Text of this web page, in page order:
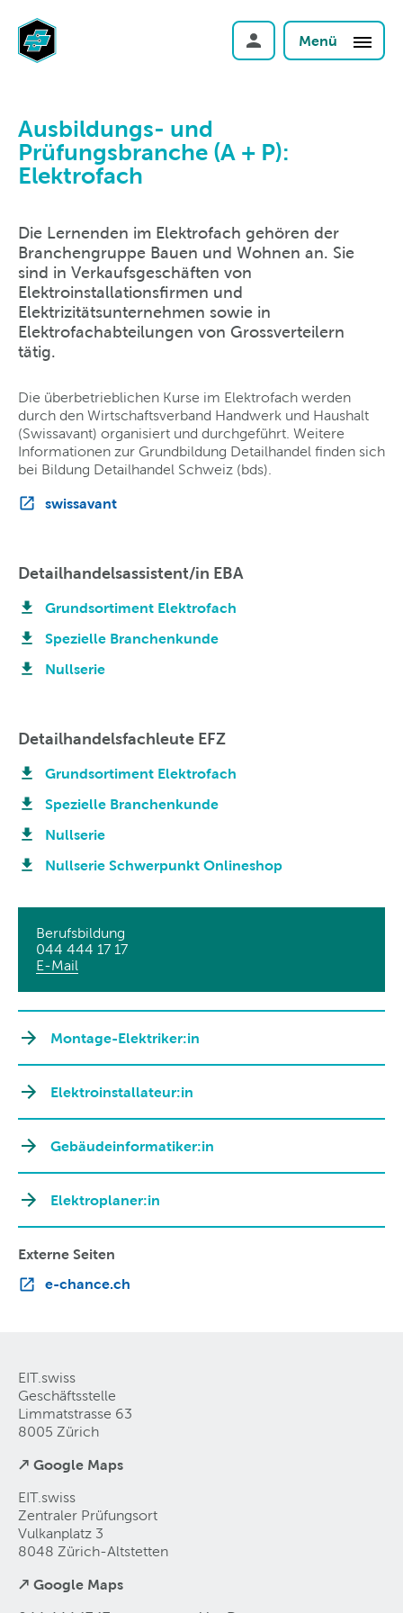
Menü
Ausbildungs- und
Prüfungsbranche (A + P):
Elektrofach
Die Lernenden im Elektrofach gehören der
Branchengruppe Bauen und Wohnen an. Sie
sind in Verkaufsgeschäften von
Elektroinstallationsfirmen und
Elektrizitätsunternehmen sowie in
Elektrofachabteilungen von Grossverteilern
tätig.
Die überbetrieblichen Kurse im Elektrofach werden
durch den Wirtschaftsverband Handwerk und Haushalt
(Swissavant) organisiert und durchgeführt. Weitere
Informationen zur Grundbildung Detailhandel finden sich
bei Bildung Detailhandel Schweiz (bds).
swissavant
Detailhandelsassistent/in EBA
Grundsortiment Elektrofach
Spezielle Branchenkunde
Nullserie
Detailhandelsfachleute EFZ
Grundsortiment Elektrofach
Spezielle Branchenkunde
Nullserie
Nullserie Schwerpunkt Onlineshop
Berufsbildung
044 444 17 17
E-Mail
Montage-Elektriker:in
Elektroinstallateur:in
Gebäudeinformatiker:in
Elektroplaner:in
Externe Seiten
e-chance.ch
EIT.swiss
Geschäftsstelle
Limmatstrasse 63
8005 Zürich
↗ Google Maps
EIT.swiss
Zentraler Prüfungsort
Vulkanplatz 3
8048 Zürich-Altstetten
↗ Google Maps